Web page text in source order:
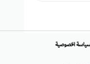
الخصوصية